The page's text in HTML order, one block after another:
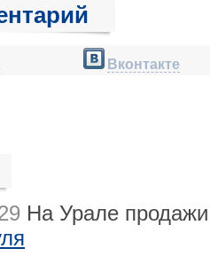
Вконтакте
На Урале